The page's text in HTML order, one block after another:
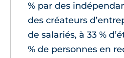
% par des
des créateurs
de salariés, à 33 %
% de personnes en